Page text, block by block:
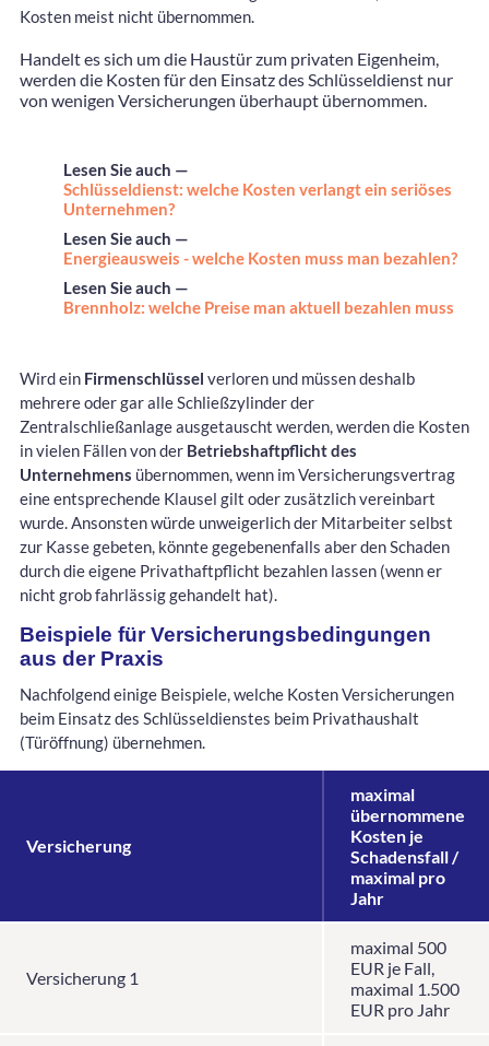
Kosten meist nicht übernommen.
Handelt es sich um die Haustür zum privaten Eigenheim,
werden die Kosten für den Einsatz des Schlüsseldienst nur
von wenigen Versicherungen überhaupt übernommen.
Lesen Sie auch —
Schlüsseldienst: welche Kosten verlangt ein seriöses
Unternehmen?
Lesen Sie auch —
Energieausweis - welche Kosten muss man bezahlen?
Lesen Sie auch —
Brennholz: welche Preise man aktuell bezahlen muss
Wird ein Firmenschlüssel verloren und müssen deshalb
mehrere oder gar alle Schließzylinder der
Zentralschließanlage ausgetauscht werden, werden die Kosten
in vielen Fällen von der Betriebshaftpflicht des
Unternehmens übernommen, wenn im Versicherungsvertrag
eine entsprechende Klausel gilt oder zusätzlich vereinbart
wurde. Ansonsten würde unweigerlich der Mitarbeiter selbst
zur Kasse gebeten, könnte gegebenenfalls aber den Schaden
durch die eigene Privathaftpflicht bezahlen lassen (wenn er
nicht grob fahrlässig gehandelt hat).
Beispiele für Versicherungsbedingungen
aus der Praxis
Nachfolgend einige Beispiele, welche Kosten Versicherungen
beim Einsatz des Schlüsseldienstes beim Privathaushalt
(Türöffnung) übernehmen.
Versicherung
maximal
übernommene
Kosten je
Schadensfall /
maximal pro
Jahr
Versicherung 1
maximal 500
EUR je Fall,
maximal 1.500
EUR pro Jahr